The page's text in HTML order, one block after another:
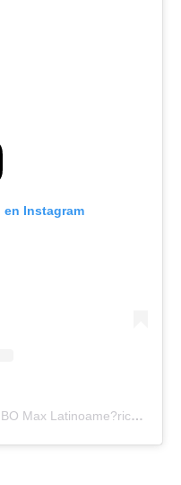
en Instagram
Una publicación compartida de HBO Max Latinoame?rica (@hbomaxlat)